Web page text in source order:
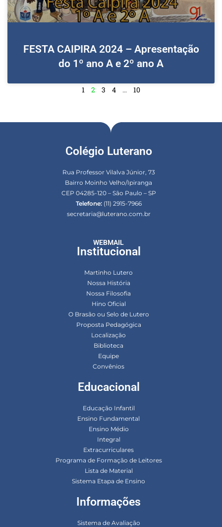
FESTA CAIPIRA 2024 – Apresentação
do 1º ano A e 2º ano A
1 2 3 4 … 10
Colégio Luterano
Rua Professor Vilalva Júnior, 73
Bairro Moinho Velho/Ipiranga
CEP 04285-120 – São Paulo – SP
Telefone:(11) 2915-7966
secretaria@luterano.com.br
WEBMAIL
Institucional
Martinho Lutero
Nossa História
Nossa Filosofia
Hino Oficial
O Brasão ou Selo de Lutero
Proposta Pedagógica
Localização
Biblioteca
Equipe
Convênios
Educacional
Educação Infantil
Ensino Fundamental
Ensino Médio
Integral
Extracurriculares
Programa de Formação de Leitores
Lista de Material
Sistema Etapa de Ensino
Informações
Sistema de Avaliação